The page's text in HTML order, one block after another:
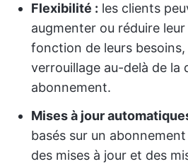
Flexibilité : les clients
augmenter ou réduire
fonction de leurs
verrouillage au-delà de la
abonnement.
Mises à jour
basés sur un
des mises à jour et des